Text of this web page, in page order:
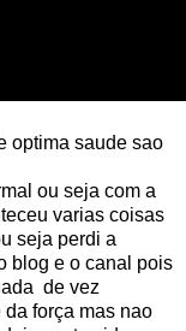
optima saude sao
ou seja com a
varias coisas
seja perdi a
blog e o canal pois
de vez
força mas nao